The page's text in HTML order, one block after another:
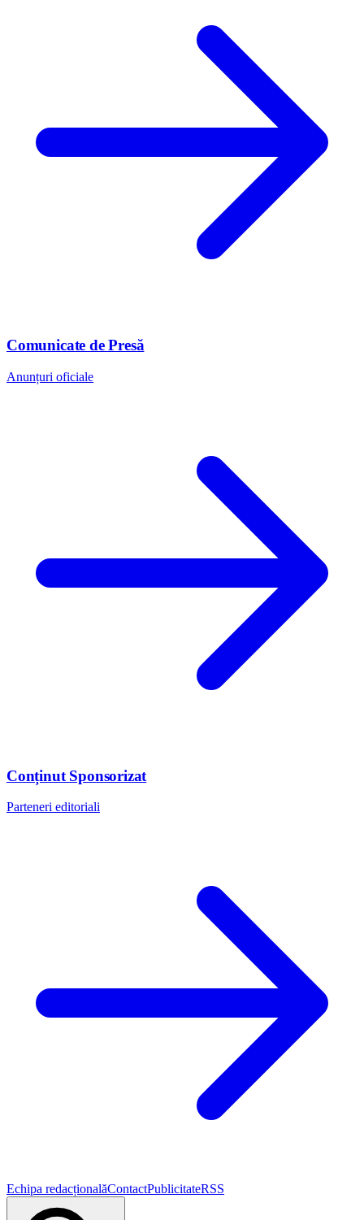
Comunicate de Presă
Anunțuri oficiale
Conținut Sponsorizat
Parteneri editoriali
Echipa redacționalăContactPublicitateRSS